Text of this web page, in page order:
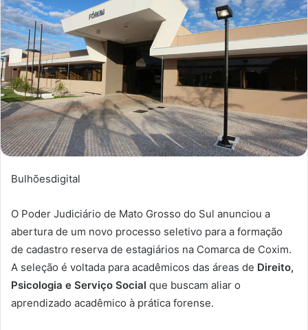
Bulhõesdigital
O Poder Judiciário de Mato Grosso do Sul anunciou a
abertura de um novo processo seletivo para a formação
de cadastro reserva de estagiários na Comarca de Coxim.
A seleção é voltada para acadêmicos das áreas de Direito,
Psicologia e Serviço Social que buscam aliar o
aprendizado acadêmico à prática forense.